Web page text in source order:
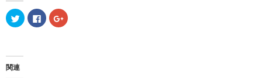
ク
リ
T
F
a
ク
リ
関連